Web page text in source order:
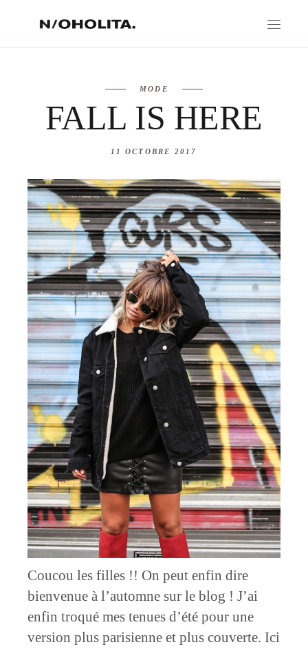
MODE
FALL IS HERE
11 OCTOBRE 2017
Coucou les filles !! On peut enfin dire
bienvenue à l’automne sur le blog ! J’ai
enfin troqué mes tenues d’été pour une
version plus parisienne et plus couverte. Ici